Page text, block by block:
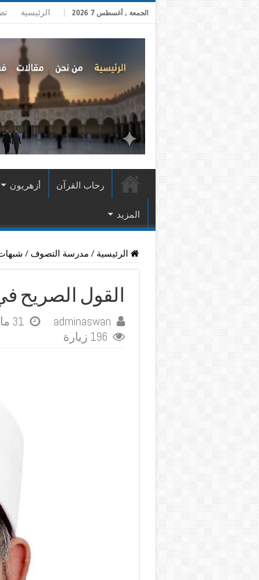
الجمعة , أغسطس 7 2026 الرئيسية
رحاب القرآن أزهريون
المزيد
الرئيسية / مدرسة التصوف /
القول الصريح
adminaswan 31 مارس، 2026
196 زيارة